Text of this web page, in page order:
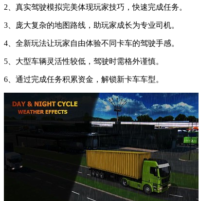
2、真实驾驶模拟完美体现玩家技巧，快速完成任务。
3、庞大复杂的地图路线，助玩家成长为专业司机。
4、全新玩法让玩家自由体验不同卡车的驾驶手感。
5、大型车辆灵活性较低，驾驶时需格外谨慎。
6、通过完成任务积累资金，解锁新卡车车型。